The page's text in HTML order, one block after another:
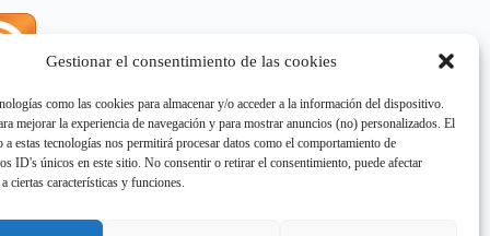
Gestionar el consentimiento de las cookies
como las cookies para almacenar y/o acceder a la información del dispositivo.
mejorar la experiencia de navegación y para mostrar anuncios (no) personalizados. El
a estas tecnologías nos permitirá procesar datos como el comportamiento de
ID's únicos en este sitio. No consentir o retirar el consentimiento, puede afectar
ciertas características y funciones.
de RSS:Retrieved unsupported status code